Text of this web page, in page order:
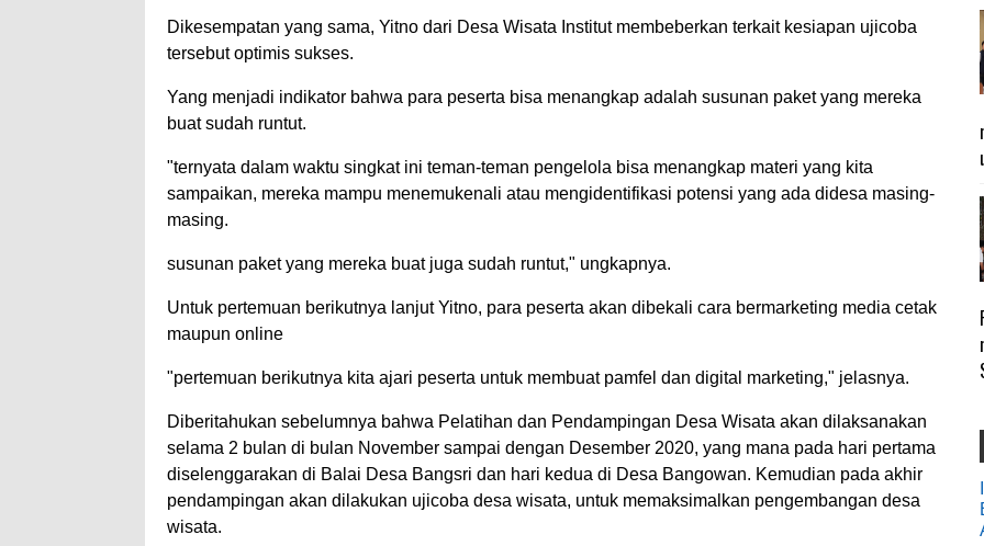
Dikesempatan yang sama, Yitno dari Desa Wisata Institut membeberkan terkait kesiapan ujicoba
tersebut optimis sukses.
Yang menjadi indikator bahwa para peserta bisa menangkap adalah susunan paket yang mereka
buat sudah runtut.
"ternyata dalam waktu singkat ini teman-teman pengelola bisa menangkap materi yang kita
sampaikan, mereka mampu menemukenali atau mengidentifikasi potensi yang ada didesa masing-
masing.
susunan paket yang mereka buat juga sudah runtut," ungkapnya.
Untuk pertemuan berikutnya lanjut Yitno, para peserta akan dibekali cara bermarketing media cetak
maupun online
"pertemuan berikutnya kita ajari peserta untuk membuat pamfel dan digital marketing," jelasnya.
Diberitahukan sebelumnya bahwa Pelatihan dan Pendampingan Desa Wisata akan dilaksanakan
selama 2 bulan di bulan November sampai dengan Desember 2020, yang mana pada hari pertama
diselenggarakan di Balai Desa Bangsri dan hari kedua di Desa Bangowan. Kemudian pada akhir
pendampingan akan dilakukan ujicoba desa wisata, untuk memaksimalkan pengembangan desa
wisata.